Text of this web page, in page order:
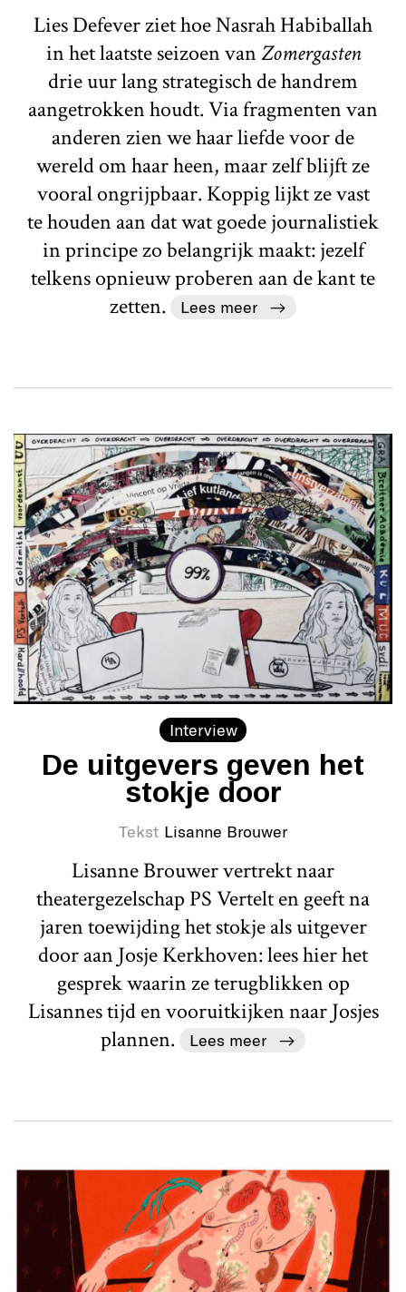
Lies Defever ziet hoe Nasrah Habiballah
in het laatste seizoen vanZomergasten
drie uur lang strategisch de handrem
aangetrokken houdt. Via fragmenten van
anderen zien we haar liefde voor de
wereld om haar heen, maar zelf blijft ze
vooral ongrijpbaar. Koppig lijkt ze vast
te houden aan dat wat goede journalistiek
in principe zo belangrijk maakt: jezelf
telkens opnieuw proberen aan de kant te
zetten.
Lees meer
Interview
De uitgevers geven het
stokje door
Tekst Lisanne Brouwer
Lisanne Brouwer vertrekt naar
theatergezelschap PS Vertelt en geeft na
jaren toewijding het stokje als uitgever
door aan Josje Kerkhoven: lees hier het
gesprek waarin ze terugblikken op
Lisannes tijd en vooruitkijken naar Josjes
plannen.
Lees meer